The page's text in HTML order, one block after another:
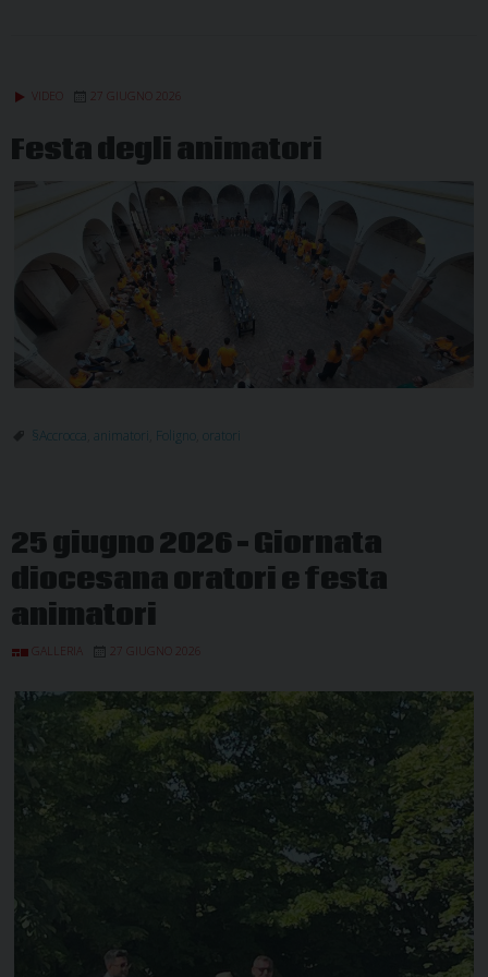
VIDEO 27 GIUGNO 2026
Festa degli animatori
§Accrocca animatori Foligno oratori
25 giugno 2026 – Giornata
diocesana oratori e festa
animatori
GALLERIA 27 GIUGNO 2026